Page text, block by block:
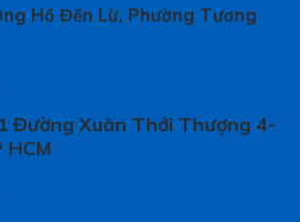
Hồ Đền Lừ, Phường Tương
Đường Xuân Thới Thượng 4-
HCM